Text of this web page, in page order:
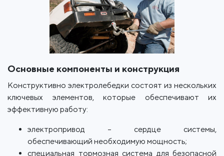
Основные компоненты и конструкция
Конструктивно электролебедки состоят из нескольких
ключевых элементов, которые обеспечивают их
эффективную работу:
электропривод – сердце системы,
обеспечивающий необходимую мощность;
специальная тормозная система для безопасной